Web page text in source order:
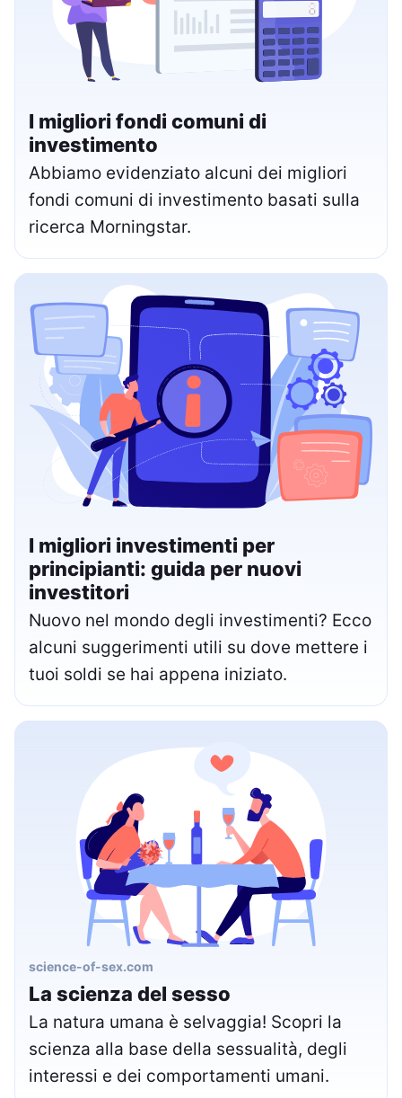
I migliori fondi comuni di
investimento
Abbiamo evidenziato alcuni dei migliori
fondi comuni di investimento basati sulla
ricerca Morningstar.
I migliori investimenti per
principianti: guida per nuovi
investitori
Nuovo nel mondo degli investimenti? Ecco
alcuni suggerimenti utili su dove mettere i
tuoi soldi se hai appena iniziato.
science-of-sex.com
La scienza del sesso
La natura umana è selvaggia! Scopri la
scienza alla base della sessualità, degli
interessi e dei comportamenti umani.